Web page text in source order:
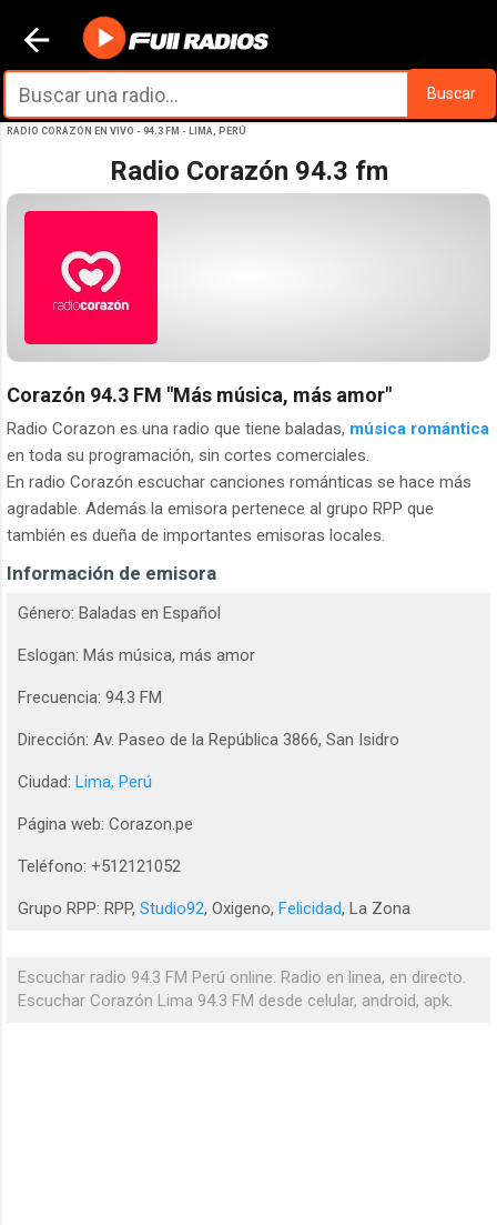
Ir al contenido principal
Buscar
RADIO CORAZÓN EN VIVO - 94.3 FM - LIMA, PERÚ
Radio Corazón 94.3 fm
Corazón 94.3 FM "Más música, más amor"
Radio Corazon es una radio que tiene baladas, música romántica
en toda su programación, sin cortes comerciales.
En radio Corazón escuchar canciones románticas se hace más
agradable. Además la emisora pertenece al grupo RPP que
también es dueña de importantes emisoras locales.
Información de emisora
Género: Baladas en Español
Eslogan: Más música, más amor
Frecuencia: 94.3 FM
Dirección: Av. Paseo de la República 3866, San Isidro
Ciudad: Lima, Perú
Página web: Corazon.pe
Teléfono: +512121052
Grupo RPP: RPP, Studio92, Oxigeno, Felicidad, La Zona
Escuchar radio 94.3 FM Perú online. Radio en linea, en directo.
Escuchar Corazón Lima 94.3 FM desde celular, android, apk.